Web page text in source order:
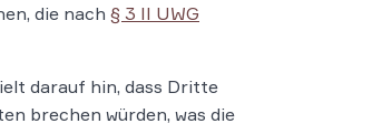
die nach § 3 II UWG
darauf hin, dass Dritte
brechen würden, was die